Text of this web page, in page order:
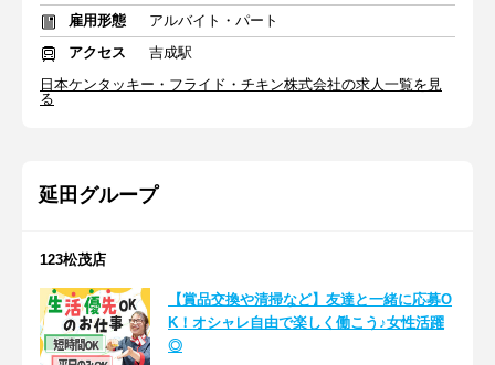
雇用形態
アルバイト・パート
アクセス
吉成駅
日本ケンタッキー・フライド・チキン株式会社の求人一覧を見
る
延田グループ
123松茂店
【賞品交換や清掃など】友達と一緒に応募O
K！オシャレ自由で楽しく働こう♪女性活躍
◎